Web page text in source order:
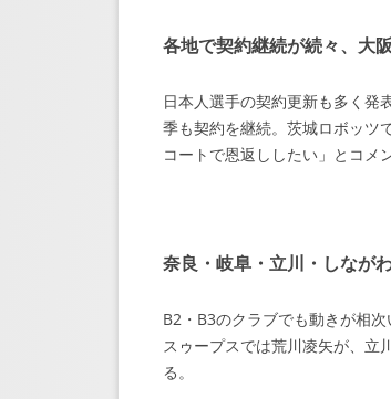
各地で契約継続が続々、大
日本人選手の契約更新も多く発
季も契約を継続。茨城ロボッツ
コートで恩返ししたい」とコメ
奈良・岐阜・立川・しなが
B2・B3のクラブでも動きが相
スゥープスでは荒川凌矢が、立
る。